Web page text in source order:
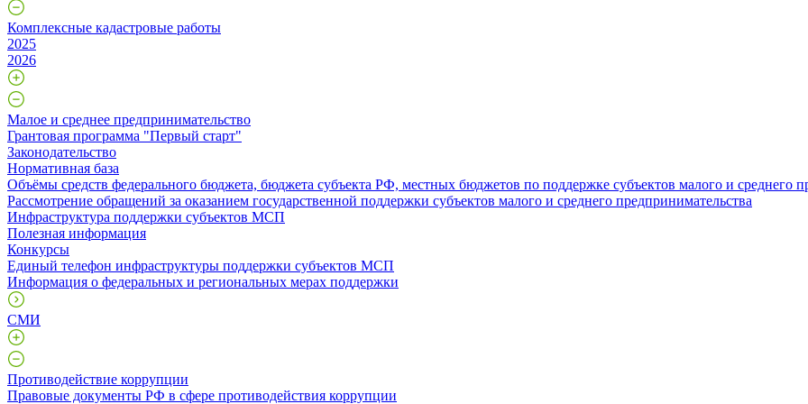
Комплексные кадастровые работы
2025
2026
Малое и среднее предпринимательство
Грантовая программа "Первый старт"
Законодательство
Нормативная база
Объёмы средств федерального бюджета, бюджета субъекта РФ, местных бюджетов по поддержке субъектов малого и среднего
Рассмотрение обращений за оказанием государственной поддержки субъектов малого и среднего предпринимательства
Инфраструктура поддержки субъектов МСП
Полезная информация
Конкурсы
Единый телефон инфраструктуры поддержки субъектов МСП
Информация о федеральных и региональных мерах поддержки
СМИ
Противодействие коррупции
Правовые документы РФ в сфере противодействия коррупции